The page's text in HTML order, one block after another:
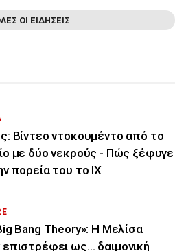
ΟΙ ΕΙΔΗΣΕΙΣ
Βίντεο ντοκουμέντο από το
με δύο νεκρούς - Πώς ξέφυγε
πορεία του το ΙΧ
Bang Theory»: Η Μελίσα
ως… δαιμονική